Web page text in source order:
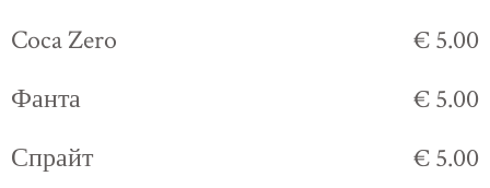
Coca Zero
€ 5.00
Фанта
€ 5.00
Спрайт
€ 5.00